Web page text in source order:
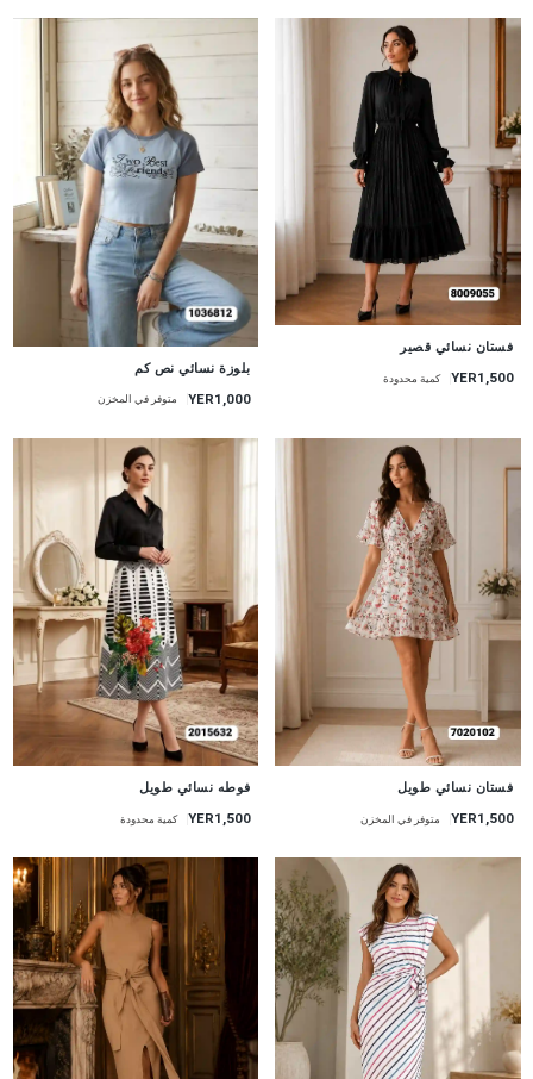
جديد
فستان نسائي قصير
YER1,500 كمية محدودة
بلوزة نسائي نص كم
YER1,000 متوفر في المخزن
فستان نسائي طويل
YER1,500 متوفر في المخزن
فوطه نسائي طويل
YER1,500 كمية محدودة